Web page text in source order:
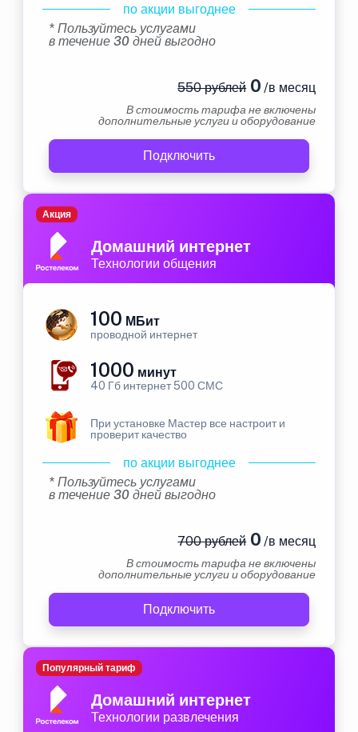
по акции выгоднее
* Пользуйтесь услугами
в течение 30 дней выгодно
550 рублей0 /в месяц
В стоимость тарифа не включены
дополнительные услуги и оборудование
Подключить
Домашний интернет
Технологии общения
Акция
100 МБит
проводной интернет
1000 минут
40 Гб интернет 500 СМС
При установке Мастер все настроит и
проверит качество
по акции выгоднее
* Пользуйтесь услугами
в течение 30 дней выгодно
700 рублей0 /в месяц
В стоимость тарифа не включены
дополнительные услуги и оборудование
Подключить
Домашний интернет
Технологии развлечения
Популярный тариф